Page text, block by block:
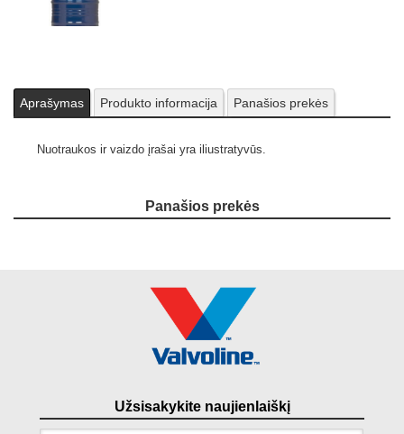
Aprašymas Produkto informacija Panašios prekės
Nuotraukos ir vaizdo įrašai yra iliustratyvūs.
Panašios prekės
Užsisakykite naujienlaiškį